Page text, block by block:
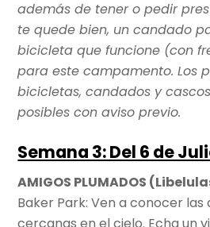
además de tener o pedir
te quede bien, un candado
bicicleta que funcione (con
para este campamento. Los
bicicletas, candados y
posibles con aviso previo.
Semana 3: Del 6 de
AMIGOS PLUMADOS
Baker Park: Ven a conocer las